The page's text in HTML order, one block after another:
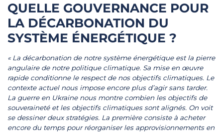
QUELLE GOUVERNANCE POUR
LA DÉCARBONATION DU
SYSTÈME ÉNERGÉTIQUE ?
« La décarbonation de notre système énergétique est la pierre
angulaire de notre politique climatique. Sa mise en œuvre
rapide conditionne le respect de nos objectifs climatiques. Le
contexte actuel nous impose encore plus d’agir sans tarder.
La guerre en Ukraine nous montre combien les objectifs de
souveraineté et les objectifs climatiques sont alignés. On voit
se dessiner deux stratégies. La première consiste à acheter
encore du temps pour réorganiser les approvisionnements en